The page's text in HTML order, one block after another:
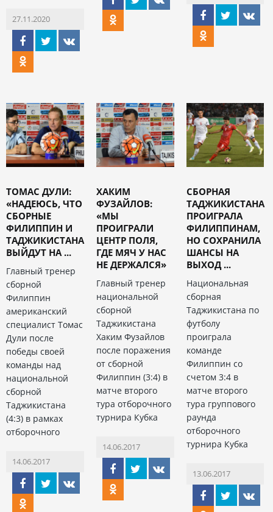
27.11.2020
ТОМАС ДУЛИ:
«НАДЕЮСЬ, ЧТО
СБОРНЫЕ
ФИЛИППИН И
ТАДЖИКИСТАНА
ВЫЙДУТ НА ...
Главный тренер
сборной
Филиппин
американский
специалист Томас
Дули после
победы своей
команды над
национальной
сборной
Таджикистана
(4:3) в рамках
отборочного
14.06.2017
ХАКИМ
ФУЗАЙЛОВ:
«МЫ
ПРОИГРАЛИ
ЦЕНТР ПОЛЯ,
ГДЕ МЯЧ У НАС
НЕ ДЕРЖАЛСЯ»
Главный тренер
национальной
сборной
Таджикистана
Хаким Фузайлов
после поражения
от сборной
Филиппин (3:4) в
матче второго
тура отборочного
турнира Кубка
14.06.2017
СБОРНАЯ
ТАДЖИКИСТАНА
ПРОИГРАЛА
ФИЛИППИНАМ,
НО СОХРАНИЛА
ШАНСЫ НА
ВЫХОД ...
Национальная
сборная
Таджикистана по
футболу
проиграла
команде
Филиппин со
счетом 3:4 в
матче второго
тура группового
раунда
отборочного
турнира Кубка
13.06.2017